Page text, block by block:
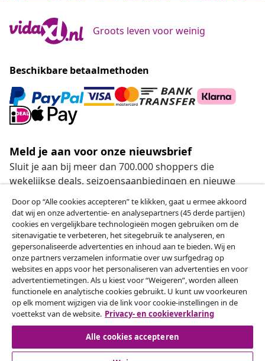
Groots leven voor weinig
Beschikbare betaalmethoden
Meld je aan voor onze nieuwsbrief
Sluit je aan bij meer dan 700.000 shoppers die
wekelijkse deals, seizoensaanbiedingen en nieuwe
Onze sociale media
Herroeping van de overeenkomst
Een annulering voor je bestelling indienen
Herroeping van de overeenkomst
Door op “Alle cookies accepteren” te klikken, gaat u ermee akkoord
dat wij en onze advertentie- en analysepartners (45 derde partijen)
cookies en vergelijkbare technologieën mogen gebruiken om de
sitenavigatie te verbeteren, het sitegebruik te analyseren, en
gepersonaliseerde advertenties en inhoud aan te bieden. Wij en
onze partners verzamelen informatie over uw surfgedrag op
websites en apps voor het personaliseren van advertenties en voor
advertentiemetingen. Als u kiest voor “Weigeren”, worden alleen
functionele en analytische cookies gebruikt. U kunt uw voorkeuren
op elk moment wijzigen via de link voor cookie-instellingen in de
voettekst van de website. Privacy- en cookieverklaring
Alle cookies accepteren